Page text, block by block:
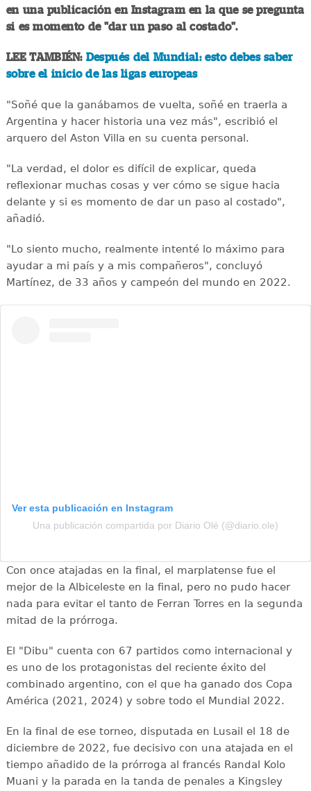
en una publicación en Instagram en la que se pregunta
si es momento de "dar un paso al costado".
LEE TAMBIÉN: Después del Mundial: esto debes saber
sobre el inicio de las ligas europeas
"Soñé que la ganábamos de vuelta, soñé en traerla a
Argentina y hacer historia una vez más", escribió el
arquero del Aston Villa en su cuenta personal.
"La verdad, el dolor es difícil de explicar, queda
reflexionar muchas cosas y ver cómo se sigue hacia
delante y si es momento de dar un paso al costado",
añadió.
"Lo siento mucho, realmente intenté lo máximo para
ayudar a mi país y a mis compañeros", concluyó
Martínez, de 33 años y campeón del mundo en 2022.
Ver esta publicación en Instagram
Una publicación compartida por Diario Olé (@diario.ole)
Con once atajadas en la final, el marplatense fue el
mejor de la Albiceleste en la final, pero no pudo hacer
nada para evitar el tanto de Ferran Torres en la segunda
mitad de la prórroga.
El "Dibu" cuenta con 67 partidos como internacional y
es uno de los protagonistas del reciente éxito del
combinado argentino, con el que ha ganado dos Copa
América (2021, 2024) y sobre todo el Mundial 2022.
En la final de ese torneo, disputada en Lusail el 18 de
diciembre de 2022, fue decisivo con una atajada en el
tiempo añadido de la prórroga al francés Randal Kolo
Muani y la parada en la tanda de penales a Kingsley